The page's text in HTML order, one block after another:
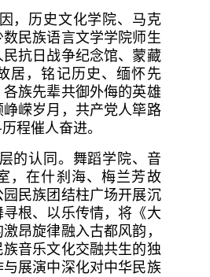
，历史文化学院、马克
民族语言文学学院师生
抗日战争纪念馆、蒙藏
居，铭记历史、缅怀先
族先辈共御外侮的英雄
嵘岁月，共产党人筚路
程催人奋进。
的认同。舞蹈学院、音
，在什刹海、梅兰芳故
民族团结柱广场开展沉
根、以乐传情，将《大
昂旋律融入古都风韵，
音乐文化交融共生的独
展演中深化对中华民族